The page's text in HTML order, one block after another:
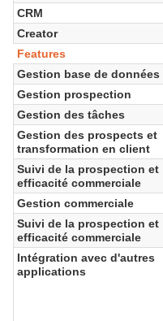
CRM
Creator
Features
Gestion base de données
Gestion prospection
Gestion des tâches
Gestion des prospects et
transformation en client
Suivi de la prospection et
efficacité commerciale
Gestion commerciale
Suivi de la prospection et
efficacité commerciale
Intégration avec d'autres
applications